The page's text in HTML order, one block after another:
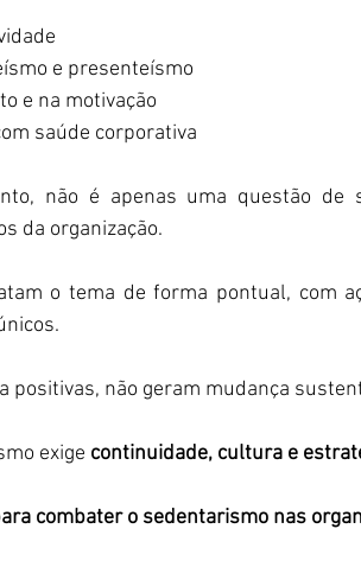
e presenteísmo
e na motivação
saúde corporativa
não é apenas uma questão
da organização.
o tema de forma pontual, com
positivas, não geram mudança
exige continuidade, cultura e
combater o sedentarismo nas